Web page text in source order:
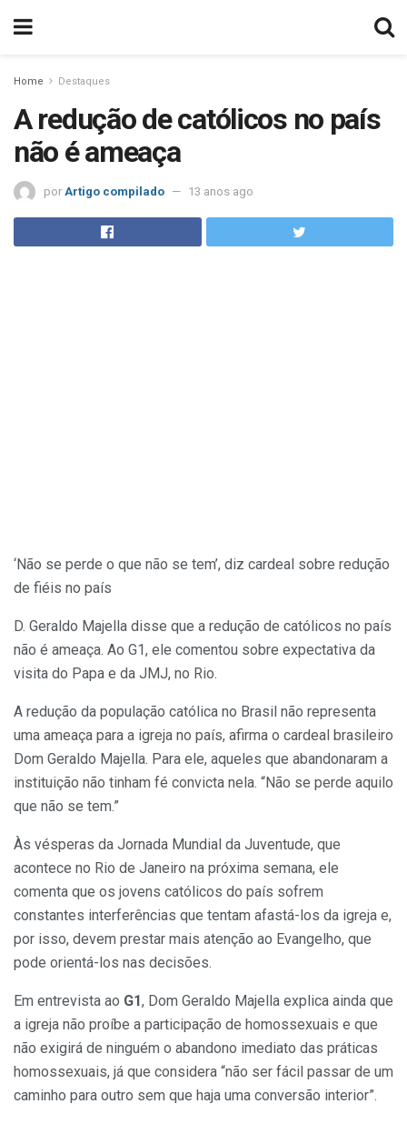
Home Destaques
A redução de católicos no país
não é ameaça
por Artigo compilado 13 anos ago
‘Não se perde o que não se tem’, diz cardeal sobre redução
de fiéis no país
D. Geraldo Majella disse que a redução de católicos no país
não é ameaça. Ao G1, ele comentou sobre expectativa da
visita do Papa e da JMJ, no Rio.
A redução da população católica no Brasil não representa
uma ameaça para a igreja no país, afirma o cardeal brasileiro
Dom Geraldo Majella. Para ele, aqueles que abandonaram a
instituição não tinham fé convicta nela. “Não se perde aquilo
que não se tem.”
Às vésperas da Jornada Mundial da Juventude, que
acontece no Rio de Janeiro na próxima semana, ele
comenta que os jovens católicos do país sofrem
constantes interferências que tentam afastá-los da igreja e,
por isso, devem prestar mais atenção ao Evangelho, que
pode orientá-los nas decisões.
Em entrevista ao G1, Dom Geraldo Majella explica ainda que
a igreja não proíbe a participação de homossexuais e que
não exigirá de ninguém o abandono imediato das práticas
homossexuais, já que considera “não ser fácil passar de um
caminho para outro sem que haja uma conversão interior”.